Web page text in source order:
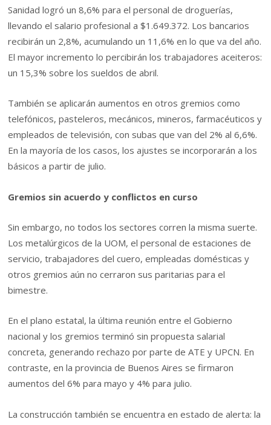
Sanidad logró un 8,6% para el personal de droguerías,
llevando el salario profesional a $1.649.372. Los bancarios
recibirán un 2,8%, acumulando un 11,6% en lo que va del año.
El mayor incremento lo percibirán los trabajadores aceiteros:
un 15,3% sobre los sueldos de abril.
También se aplicarán aumentos en otros gremios como
telefónicos, pasteleros, mecánicos, mineros, farmacéuticos y
empleados de televisión, con subas que van del 2% al 6,6%.
En la mayoría de los casos, los ajustes se incorporarán a los
básicos a partir de julio.
Gremios sin acuerdo y conflictos en curso
Sin embargo, no todos los sectores corren la misma suerte.
Los metalúrgicos de la UOM, el personal de estaciones de
servicio, trabajadores del cuero, empleadas domésticas y
otros gremios aún no cerraron sus paritarias para el
bimestre.
En el plano estatal, la última reunión entre el Gobierno
nacional y los gremios terminó sin propuesta salarial
concreta, generando rechazo por parte de ATE y UPCN. En
contraste, en la provincia de Buenos Aires se firmaron
aumentos del 6% para mayo y 4% para julio.
La construcción también se encuentra en estado de alerta: la